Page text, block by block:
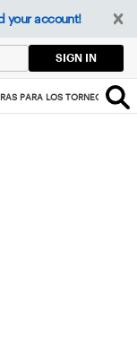
your account!
SIGN IN
PARA LOS TORNEOS